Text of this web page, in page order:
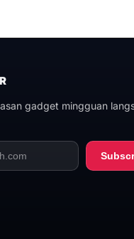
gadget mingguan